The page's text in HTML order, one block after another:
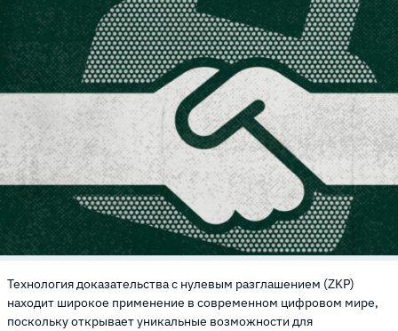
Технология доказательства с нулевым разглашением (ZKP)
находит широкое применение в современном цифровом мире,
поскольку открывает уникальные возможности для